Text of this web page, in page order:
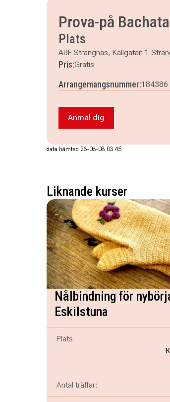
Prova-på Bachata
Plats
ABF Strängnäs, Källgatan 1
Pris:Gratis
Arrangemangsnummer:184386
Anmäl dig till Prova-på
Anmäl dig
data hämtad 26-08-08 03.45
Liknande kurser
Nålbindning för
Eskilstuna
Plats:
Antal träffar: